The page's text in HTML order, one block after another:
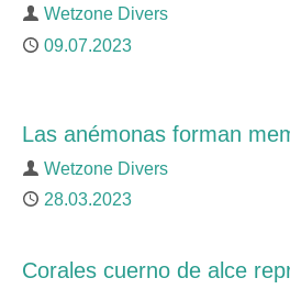
Author
Wetzone Divers
Published
09.07.2023
Las anémonas forman
Author
Wetzone Divers
Published
28.03.2023
Corales cuerno de alce